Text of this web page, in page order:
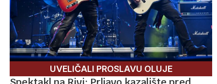
UVELIČALI PROSLAVU OLUJE